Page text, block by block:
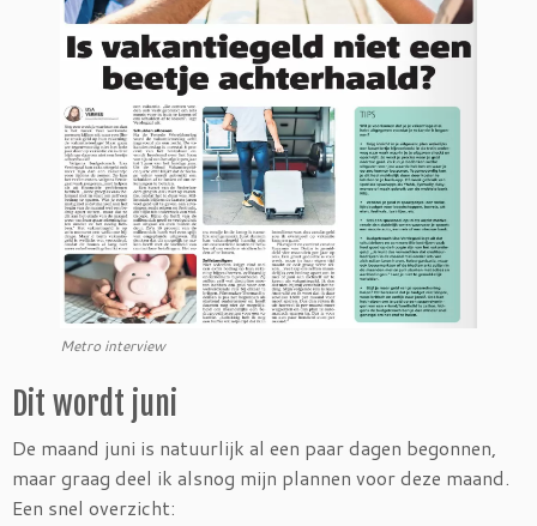
Metro interview
Dit wordt juni
De maand juni is natuurlijk al een paar dagen begonnen,
maar graag deel ik alsnog mijn plannen voor deze maand.
Een snel overzicht: